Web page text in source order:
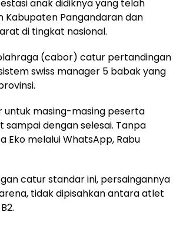
anak didiknya yang telah
Kabupaten Pangandaran dan
di tingkat nasional.
(cabor) catur pertandingan
swiss manager 5 babak yang
untuk masing-masing peserta
sampai dengan selesai. Tanpa
Eko melalui WhatsApp, Rabu
catur standar ini, persaingannya
tidak dipisahkan antara atlet